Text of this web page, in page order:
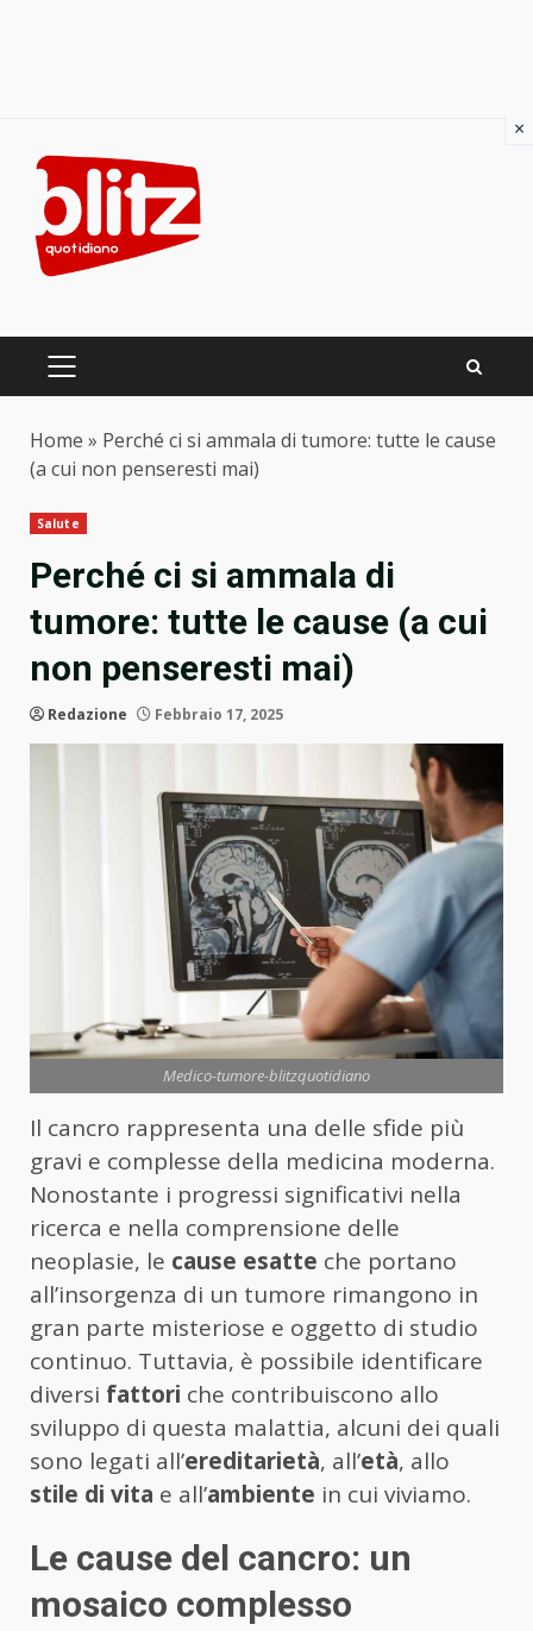
content
PRIMARY
Home » Perché ci si ammala di tumore: tutte le cause
(a cui non penseresti mai)
Salute
Perché ci si ammala di
tumore: tutte le cause (a cui
non penseresti mai)
Redazione Febbraio 17, 2025
Medico-tumore-blitzquotidiano
Il cancro rappresenta una delle sfide più
gravi e complesse della medicina moderna.
Nonostante i progressi significativi nella
ricerca e nella comprensione delle
neoplasie, le cause esatte che portano
all’insorgenza di un tumore rimangono in
gran parte misteriose e oggetto di studio
continuo. Tuttavia, è possibile identificare
diversi fattori che contribuiscono allo
sviluppo di questa malattia, alcuni dei quali
sono legati all’ereditarietà, all’età, allo
stile di vita e all’ambiente in cui viviamo.
Le cause del cancro: un
mosaico complesso
×